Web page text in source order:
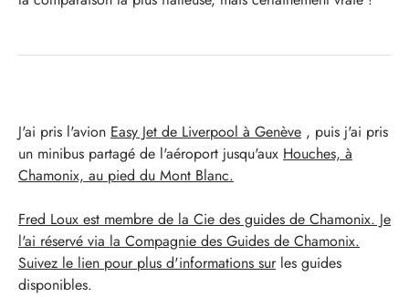
J'ai pris l'avion Easy Jet de Liverpool à Genève , puis j'ai pris
un minibus partagé de l'aéroport jusqu'aux Houches, à
Chamonix, au pied du Mont Blanc.
Fred Loux est membre de la Cie des guides de Chamonix. Je
l'ai réservé via la Compagnie des Guides de Chamonix.
Suivez le lien pour plus d'informations surles guides
disponibles.